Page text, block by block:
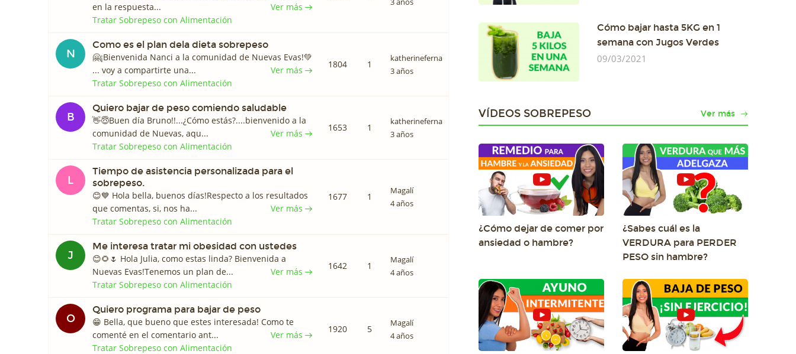
en la respuesta...
Ver más
Tratar Sobrepeso con Alimentación
N
Como es el plan dela dieta sobrepeso
🤗¡Bienvenida Nanci a la comunidad de Nuevas Evas!💚
... voy a compartirte una...
Ver más
Tratar Sobrepeso con Alimentación
1804 1
katherineferna
3 años
B
Quiero bajar de peso comiendo saludable
👋😇Buen día Bruno!!...¿Cómo estás?....bienvenido a la
comunidad de Nuevas, aqu...
Ver más
Tratar Sobrepeso con Alimentación
1653 1
katherineferna
3 años
L
Tiempo de asistencia personalizada para el
sobrepeso.
😊💙 Hola bella, buenos días!Respecto a los resultados
que comentas, si, nos ha...
Ver más
Tratar Sobrepeso con Alimentación
1677 1
Magalí
4 años
J
Me interesa tratar mi obesidad con ustedes
😊🌻🌷 Hola Julia, como estas linda? Bienvenida a
Nuevas Evas!Tenemos un plan de...
Ver más
Tratar Sobrepeso con Alimentación
1642 1
Magalí
4 años
O
Quiero programa para bajar de peso
😁 Bella, que bueno que estes interesada! Como te
comenté en el comentario ant...
Ver más
Tratar Sobrepeso con Alimentación
1920 5
Magalí
4 años
Cómo bajar hasta 5KG en 1
semana con Jugos Verdes
09/03/2021
VÍDEOS SOBREPESO Ver más
¿Cómo dejar de comer por
ansiedad o hambre?
¿Sabes cuál es la
VERDURA para PERDER
PESO sin hambre?